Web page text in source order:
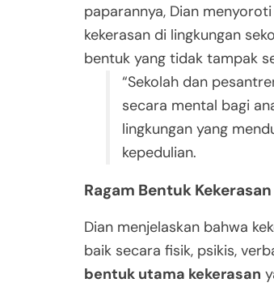
paparannya, Dian
kekerasan di lingkungan
bentuk yang tidak tampak
“Sekolah dan
secara mental bagi
lingkungan yang
kepedulian.
Ragam Bentuk
Dian menjelaskan bahwa
baik secara fisik, psikis,
bentuk utama kekerasan